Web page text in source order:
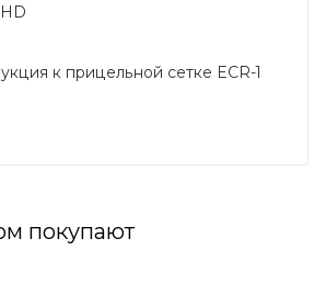
к прицельной сетке ECR-1
покупают